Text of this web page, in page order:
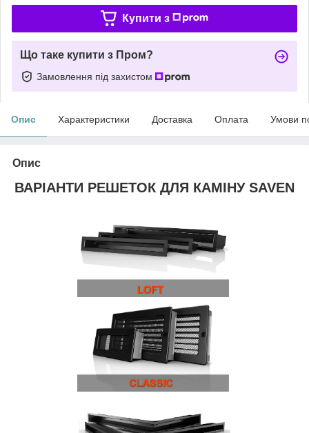
Купити з
Що таке купити з Пром?
Замовлення під захистом
Опис Характеристики Доставка Оплата Умови
Опис
ВАРІАНТИ РЕШЕТОК ДЛЯ КАМІНУ SAVEN